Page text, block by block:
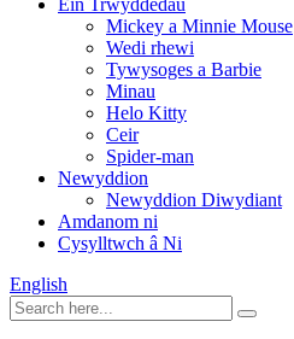
Ein Trwyddedau
Mickey a Minnie Mouse
Wedi rhewi
Tywysoges a Barbie
Minau
Helo Kitty
Ceir
Spider-man
Newyddion
Newyddion Diwydiant
Amdanom ni
Cysylltwch â Ni
English